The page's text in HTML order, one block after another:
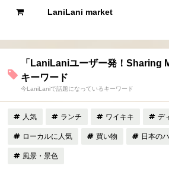
LaniLani market
「LaniLaniユーザー発！Sharing
キーワード
今LaniLaniで話題になっているキーワード
人気 ランチ ワイキキ デ
ローカルに人気 買い物 日本の
風景・景色